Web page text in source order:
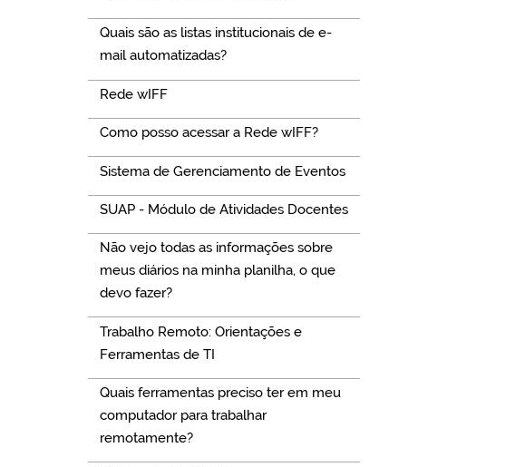
Quais são as listas institucionais de e-
mail automatizadas?
Rede wIFF
Como posso acessar a Rede wIFF?
Sistema de Gerenciamento de Eventos
SUAP - Módulo de Atividades Docentes
Não vejo todas as informações sobre
meus diários na minha planilha, o que
devo fazer?
Trabalho Remoto: Orientações e
Ferramentas de TI
Quais ferramentas preciso ter em meu
computador para trabalhar
remotamente?